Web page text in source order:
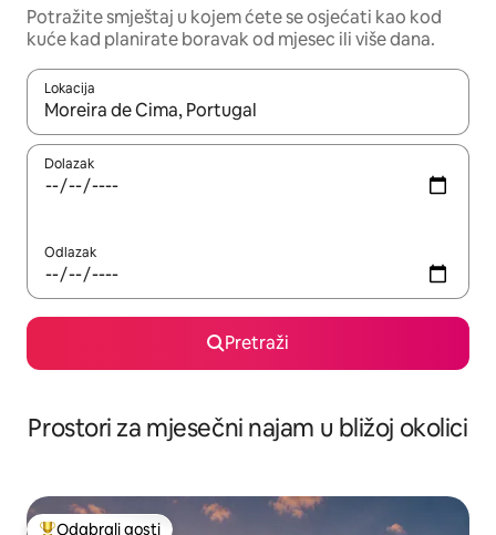
Potražite smještaj u kojem ćete se osjećati kao kod
kuće kad planirate boravak od mjesec ili više dana.
Lokacija
Kada budu dostupni rezultati, moći ćete ih pregledati
Dolazak
Odlazak
Pretraži
Prostori za mjesečni najam u bližoj okolici
Odabrali gosti